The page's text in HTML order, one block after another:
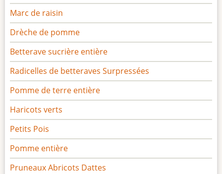
Marc de raisin
Drèche de pomme
Betterave sucrière entière
Radicelles de betteraves Surpressées
Pomme de terre entière
Haricots verts
Petits Pois
Pomme entière
Pruneaux Abricots Dattes